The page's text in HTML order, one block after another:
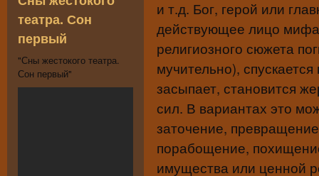
и т.д. Бог, герой или
действующее лицо
религиозного сюжета
мучительно), спускается
засыпает, становится
сил. В вариантах это
заточение,
порабощение,
имущества или ценной
театра. Сон
первый
"Сны жестокого театра.
Сон первый"